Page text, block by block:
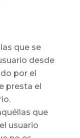
que se
desde
por el
presta el
que
usuario